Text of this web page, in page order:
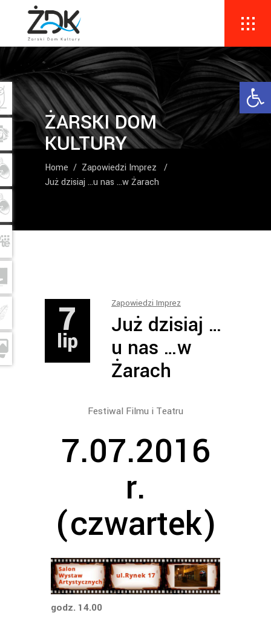
ŻARSKI DOM
KULTURY
Home / Zapowiedzi Imprez
/
Już dzisiaj …u nas …w Żarach
7
lip
Zapowiedzi Imprez
Już dzisiaj …
u nas …w
Żarach
Festiwal Filmu i Teatru
7.07.2016
r.
(czwartek)
godz. 14.00